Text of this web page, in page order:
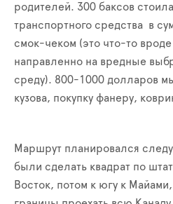
родителей. 300 баксов
транспортного средства в
смок-чеком (это что-то
направленно на вредные
среду). 800-1000 долларов
кузова, покупку фанеру,
Маршрут планировался
были сделать квадрат по
Восток, потом к югу к